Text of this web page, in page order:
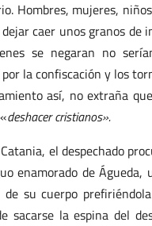
Hombres, mujeres,
caer unos granos de
se negaran no
la confiscación y los
así, no extraña
deshacer cristianos».
el despechado
enamorado de Águeda,
su cuerpo
la espina del